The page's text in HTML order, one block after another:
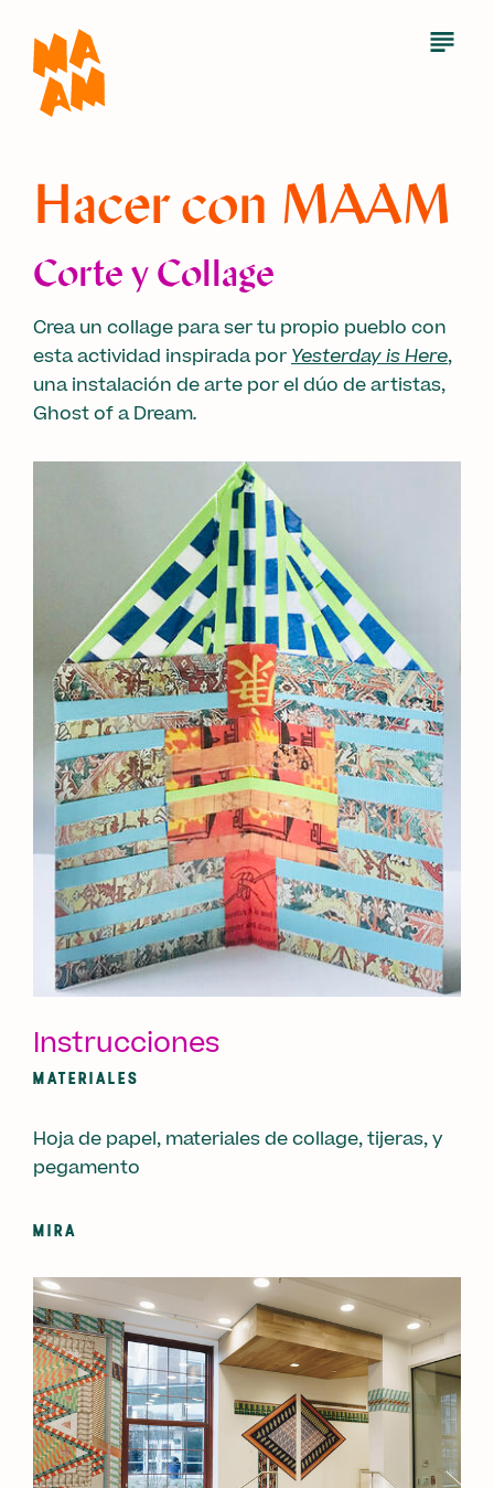
main
content
Open
Hacer con MAAM
Corte y Collage
Crea un collage para ser tu propio pueblo con
esta actividad inspirada porYesterday is Here,
una instalación de arte por el dúo de artistas,
Ghost of a Dream.
Instrucciones
MATERIALES
Hoja de papel, materiales de collage, tijeras, y
pegamento
MIRA